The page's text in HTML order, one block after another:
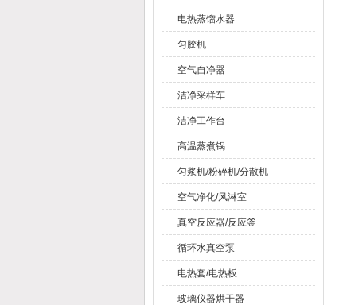
电热蒸馏水器
匀胶机
空气自净器
洁净采样车
洁净工作台
高温蒸煮锅
匀浆机/粉碎机/分散机
空气净化/风淋室
真空反应器/反应釜
循环水真空泵
电热套/电热板
玻璃仪器烘干器